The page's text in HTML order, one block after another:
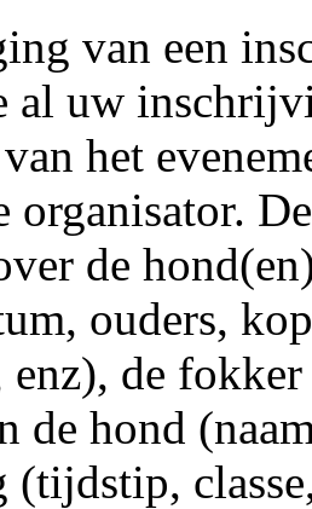
van een
al uw
het
organisator.
de
ouders,
de
de hond